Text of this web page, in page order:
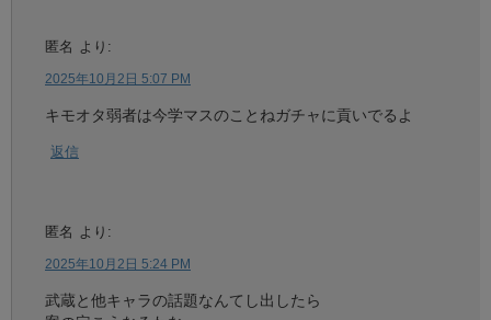
匿名 より:
2025年10月2日 5:07 PM
キモオタ弱者は今学マスのことねガチャに貢いでるよ
返信
匿名 より:
2025年10月2日 5:24 PM
武蔵と他キャラの話題なんてし出したら